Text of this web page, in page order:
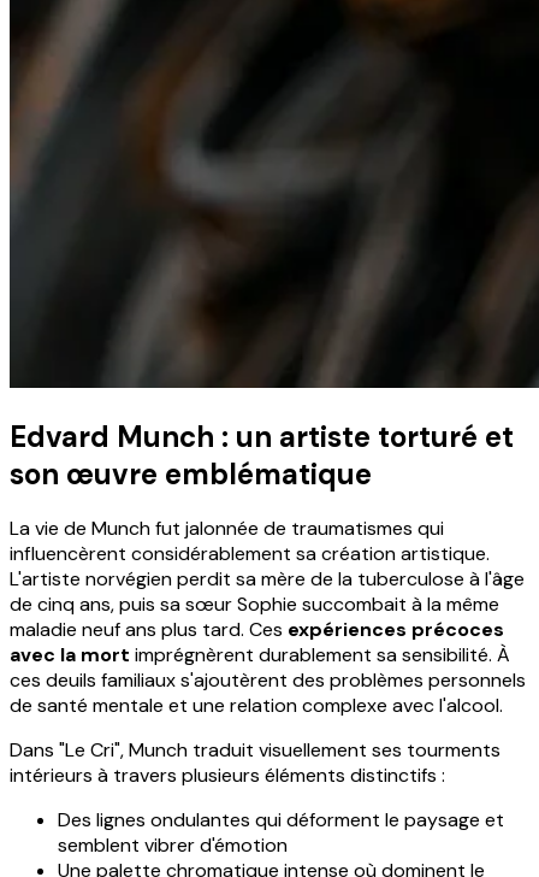
Edvard Munch : un artiste torturé et
son œuvre emblématique
La vie de Munch fut jalonnée de traumatismes qui
influencèrent considérablement sa création artistique.
L'artiste norvégien perdit sa mère de la tuberculose à l'âge
de cinq ans, puis sa sœur Sophie succombait à la même
maladie neuf ans plus tard. Ces expériences précoces
avec la mort imprégnèrent durablement sa sensibilité. À
ces deuils familiaux s'ajoutèrent des problèmes personnels
de santé mentale et une relation complexe avec l'alcool.
Dans "Le Cri", Munch traduit visuellement ses tourments
intérieurs à travers plusieurs éléments distinctifs :
Des lignes ondulantes qui déforment le paysage et
semblent vibrer d'émotion
Une palette chromatique intense où dominent le